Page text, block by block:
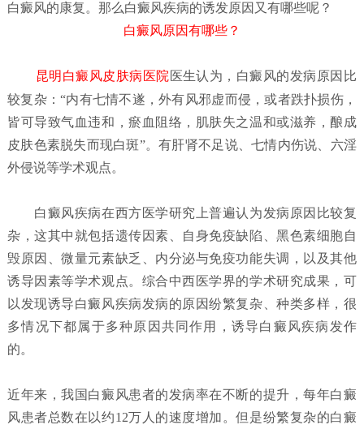
白癜风的康复。那么白癜风疾病的诱发原因又有哪些呢？
白癜风原因有哪些？
昆明白癜风皮肤病医院 医生认为，白癜风的发病原因比
较复杂：“内有七情不遂，外有风邪虚而侵，或者跌扑损伤，
皆可导致气血违和，瘀血阻络，肌肤失之温和或滋养，酿成
皮肤色素脱失而现白斑”。有肝肾不足说、七情内伤说、六淫
外侵说等学术观点。
白癜风疾病在西方医学研究上普遍认为发病原因比较复
杂，这其中就包括遗传因素、自身免疫缺陷、黑色素细胞自
毁原因、微量元素缺乏、内分泌与免疫功能失调，以及其他
诱导因素等学术观点。综合中西医学界的学术研究成果，可
以发现诱导白癜风疾病发病的原因纷繁复杂、种类多样，很
多情况下都属于多种原因共同作用，诱导白癜风疾病发作
的。
近年来，我国白癜风患者的发病率在不断的提升，每年白癜
风患者总数在以约12万人的速度增加。但是纷繁复杂的白癜